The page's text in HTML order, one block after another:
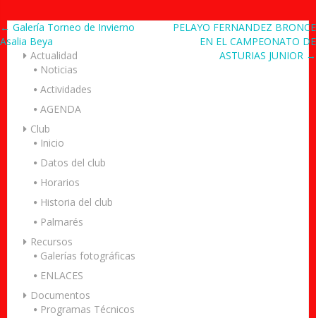
Post
navigation
← Galería Torneo de Invierno
Asalia Beya
PELAYO FERNANDEZ BRONCE
EN EL CAMPEONATO DE
ASTURIAS JUNIOR →
Actualidad
Noticias
Actividades
AGENDA
Club
Inicio
Datos del club
Horarios
Historia del club
Palmarés
Recursos
Galerías fotográficas
ENLACES
Documentos
Programas Técnicos